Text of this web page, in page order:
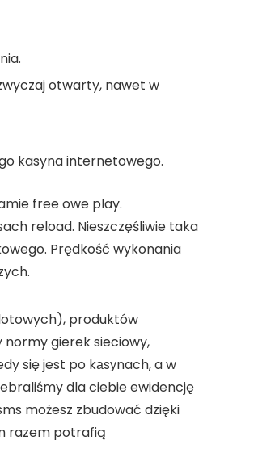
otwarty, nawet w
kasyna internetowego.
free owe play.
reload. Nieszczęśliwie taka
Prędkość wykonania
produktów
gierek sieciowy,
się jest po kаsуnach, a w
dla ciebie ewidencję
możesz zbudować dzięki
razem potrafią